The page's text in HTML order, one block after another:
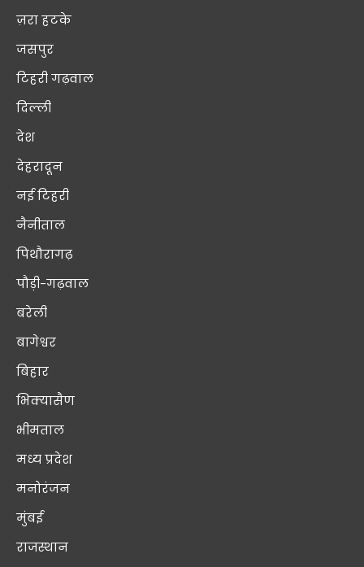
ज़रा हटके
जसपुर
टिहरी गढ़वाल
दिल्ली
देश
देहरादून
नई टिहरी
नैनीताल
पिथौरागढ़
पौड़ी-गढ़वाल
बरेली
बागेश्वर
बिहार
भिक्यासैण
भीमताल
मध्य प्रदेश
मनोरंजन
मुंबई
राजस्थान